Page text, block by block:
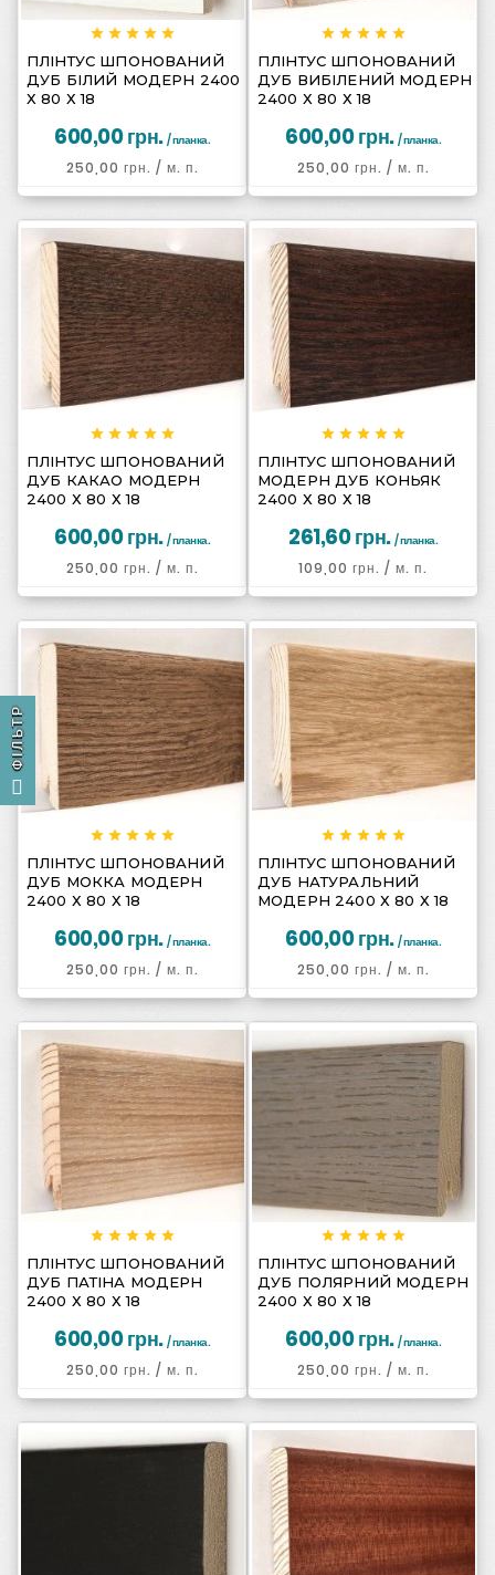
  
    
ПЛІНТУС ШПОНОВАНИЙ
ДУБ БІЛИЙ МОДЕРН 2400
Х 80 Х 18
600,00 грн. / планка.
250,00 грн. / м. п.
  
    
ПЛІНТУС ШПОНОВАНИЙ
ДУБ ВИБІЛЕНИЙ МОДЕРН
2400 Х 80 Х 18
600,00 грн. / планка.
250,00 грн. / м. п.
  
    
ПЛІНТУС ШПОНОВАНИЙ
ДУБ КАКАО МОДЕРН
2400 Х 80 Х 18
600,00 грн. / планка.
250,00 грн. / м. п.
  
    
ПЛІНТУС ШПОНОВАНИЙ
МОДЕРН ДУБ КОНЬЯК
2400 Х 80 Х 18
261,60 грн. / планка.
109,00 грн. / м. п.
  
    
ПЛІНТУС ШПОНОВАНИЙ
ДУБ МОККА МОДЕРН
2400 Х 80 Х 18
600,00 грн. / планка.
250,00 грн. / м. п.
  
    
ПЛІНТУС ШПОНОВАНИЙ
ДУБ НАТУРАЛЬНИЙ
МОДЕРН 2400 Х 80 Х 18
600,00 грн. / планка.
250,00 грн. / м. п.
  
    
ПЛІНТУС ШПОНОВАНИЙ
ДУБ ПАТІНА МОДЕРН
2400 Х 80 Х 18
600,00 грн. / планка.
250,00 грн. / м. п.
  
    
ПЛІНТУС ШПОНОВАНИЙ
ДУБ ПОЛЯРНИЙ МОДЕРН
2400 Х 80 Х 18
600,00 грн. / планка.
250,00 грн. / м. п.
ФІЛЬТР